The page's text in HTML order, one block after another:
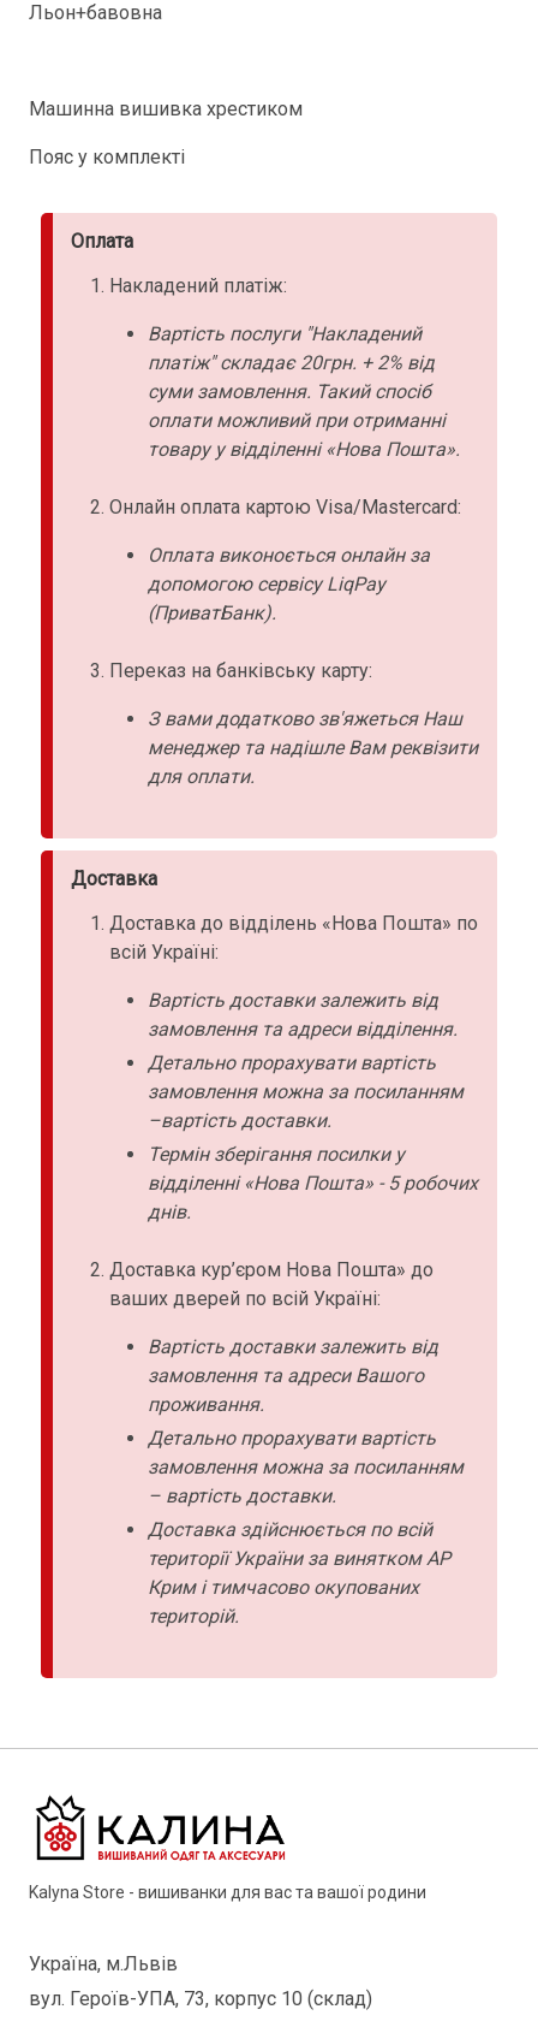
Льон+бавовна
Машинна вишивка хрестиком
Пояс у комплекті
Оплата
Накладений платіж:
Вартість послуги "Накладений
платіж" складає 20грн. + 2% від
суми замовлення. Такий спосіб
оплати можливий при отриманні
товару у відділенні «Нова Пошта».
Онлайн оплата картою Visa/Mastercard:
Оплата виконоється онлайн за
допомогою сервісу LiqPay
(ПриватБанк).
Переказ на банківську карту:
З вами додатково зв'яжеться Наш
менеджер та надішле Вам реквізити
для оплати.
Доставка
Доставка до відділень «Нова Пошта» по
всій Україні:
Вартість доставки залежить від
замовлення та адреси відділення.
Детально прорахувати вартість
замовлення можна за посиланням
–вартість доставки.
Термін зберігання посилки у
відділенні «Нова Пошта» - 5 робочих
днів.
Доставка кур’єром Нова Пошта» до
ваших дверей по всій Україні:
Вартість доставки залежить від
замовлення та адреси Вашого
проживання.
Детально прорахувати вартість
замовлення можна за посиланням
– вартість доставки.
Доставка здійснюється по всій
території України за винятком АР
Крим і тимчасово окупованих
територій.
Kalyna Store - вишиванки для вас та вашої родини
Україна, м.Львів
вул. Героїв-УПА, 73, корпус 10 (склад)